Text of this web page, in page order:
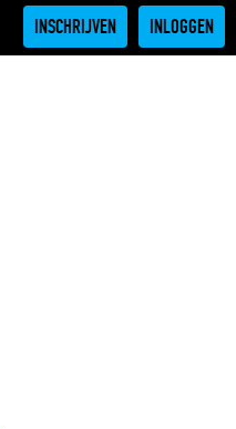
INSCHRIJVEN INLOGGEN